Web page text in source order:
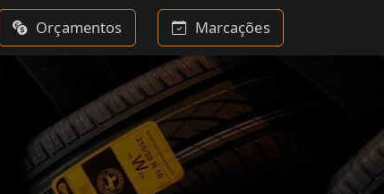
Orçamentos Marcações